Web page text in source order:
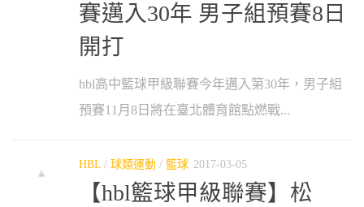
賽邁入30年 男子組預賽8日
開打
hbl高中籃球甲級聯賽今年邁入第30年，男子組
預賽11月8日將在臺北體育館點燃戰...
HBL / 球類運動 / 籃球 2017-03-05
【hbl籃球甲級聯賽】松